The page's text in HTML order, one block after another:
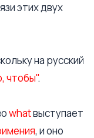
этих двух
на русский
чтобы".
whatвыступает
, и оно